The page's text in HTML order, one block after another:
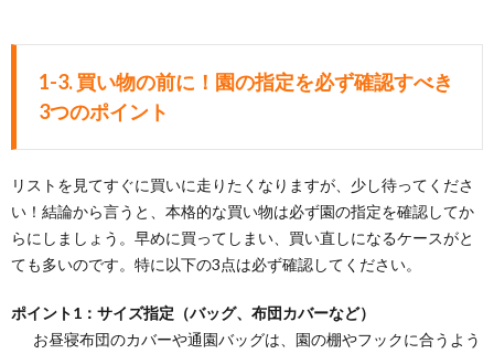
1-3. 買い物の前に！園の指定を必ず確認すべき
3つのポイント
リストを見てすぐに買いに走りたくなりますが、少し待ってくださ
い！結論から言うと、本格的な買い物は必ず園の指定を確認してか
らにしましょう。早めに買ってしまい、買い直しになるケースがと
ても多いのです。特に以下の3点は必ず確認してください。
ポイント1：サイズ指定（バッグ、布団カバーなど）
お昼寝布団のカバーや通園バッグは、園の棚やフックに合うよう